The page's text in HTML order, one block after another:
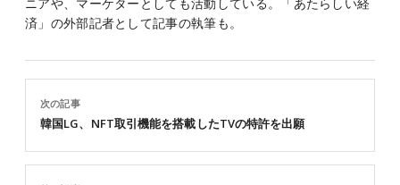
済」の外部記者として記事の執筆も。
次の記事
韓国LG、NFT取引機能を搭載したTVの特許を出願